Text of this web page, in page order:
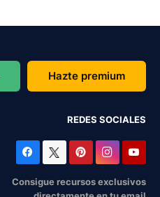
Hazte premium
REDES SOCIALES
Consigue recursos exclusivos